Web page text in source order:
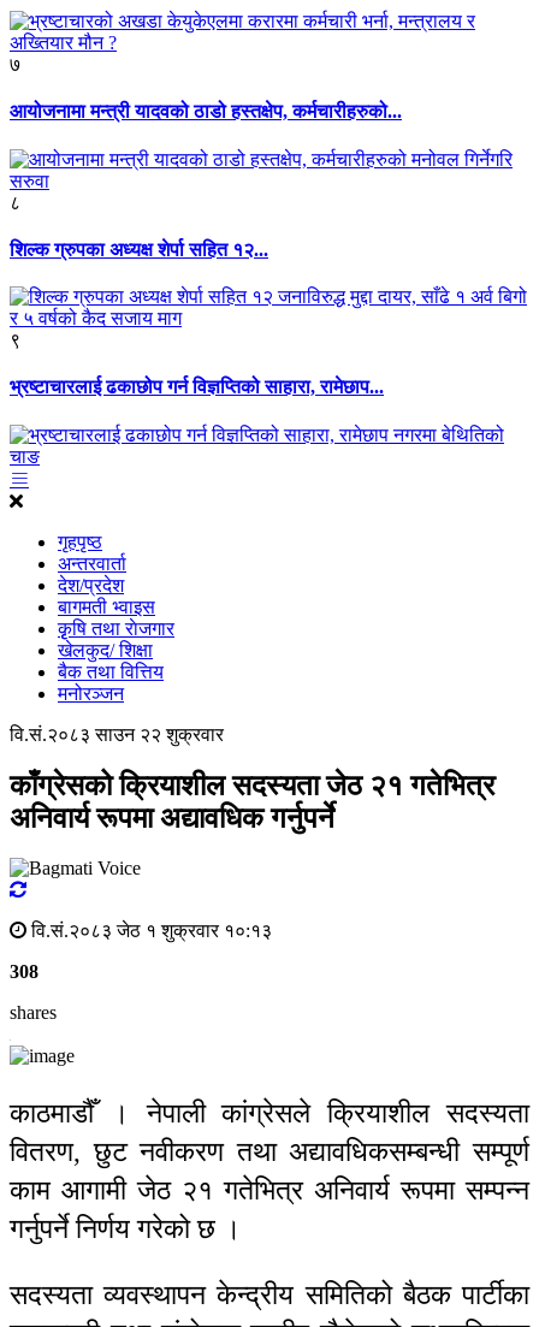
७
आयोजनामा मन्त्री यादवको ठाडो हस्तक्षेप, कर्मचारीहरुको...
८
शिल्क ग्रुपका अध्यक्ष शेर्पा सहित १२...
९
भ्रष्टाचारलाई ढकाछोप गर्न विज्ञप्तिको साहारा, रामेछाप...
गृहपृष्ठ
अन्तरवार्ता
देश/प्रदेश
बागमती भ्वाइस
कृृषि तथा राेजगार
खेलकुद/ शिक्षा
बैक तथा वित्तिय
मनोरञ्जन
वि.सं.२०८३ साउन २२ शुक्रवार
काँग्रेसको क्रियाशील सदस्यता जेठ २१ गतेभित्र
अनिवार्य रूपमा अद्यावधिक गर्नुपर्ने
वि.सं.२०८३ जेठ १ शुक्रवार १०:१३
308
shares
काठमाडौँ । नेपाली कांग्रेसले क्रियाशील सदस्यता
वितरण, छुट नवीकरण तथा अद्यावधिकसम्बन्धी सम्पूर्ण
काम आगामी जेठ २१ गतेभित्र अनिवार्य रूपमा सम्पन्न
गर्नुपर्ने निर्णय गरेको छ ।
सदस्यता व्यवस्थापन केन्द्रीय समितिको बैठक पार्टीका